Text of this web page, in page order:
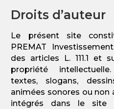
Droits d’auteur
Le présent site
PREMAT
des articles L. 111.1 et
propriété
textes, slogans,
animées sonores ou
intégrés dans le site